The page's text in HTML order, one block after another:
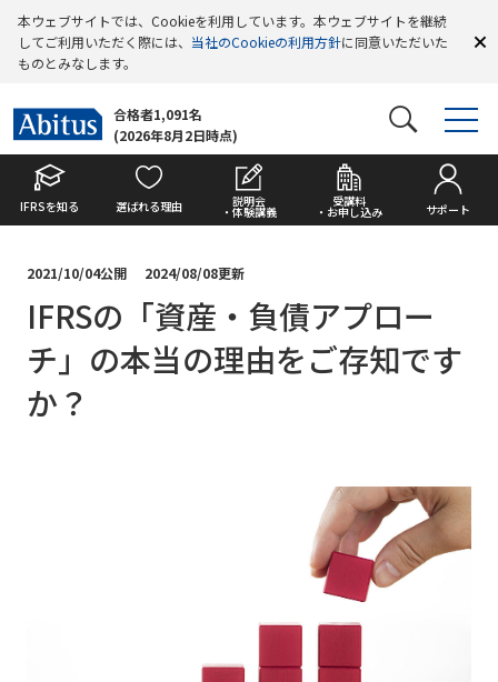
本ウェブサイトでは、Cookieを利用しています。本ウェブサイトを継続
してご利用いただく際には、 当社のCookieの利用方針に同意いただいた
ものとみなします。
合格者1,091名
(2026年8月2日時点)
IFRSを知る 選ばれる理由 説明会
・体験講義
受講料
・お申し込み サポート
2021/10/04公開 2024/08/08更新
IFRSの「資産・負債アプロー
チ」の本当の理由をご存知です
か？